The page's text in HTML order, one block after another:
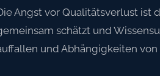
Angst vor Qualitätsverlust ist
schätzt und
und Abhängigkeiten von